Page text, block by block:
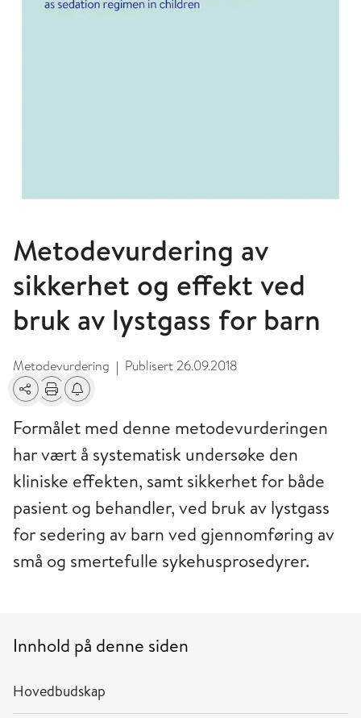
Metodevurdering av
sikkerhet og effekt ved
bruk av lystgass for barn
Metodevurdering | Publisert26.09.2018
Del Skriv utFå varsel om endringer
Formålet med denne metodevurderingen
har vært å systematisk undersøke den
kliniske effekten, samt sikkerhet for både
pasient og behandler, ved bruk av lystgass
for sedering av barn ved gjennomføring av
små og smertefulle sykehusprosedyrer.
Innhold på denne siden
Hovedbudskap